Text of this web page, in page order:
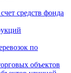
средств фонда
по
объектов